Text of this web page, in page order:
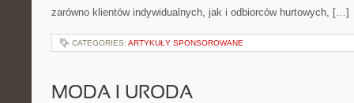
zarówno klientów indywidualnych, jak i odbiorców hurtowych, […]
CATEGORIES: ARTYKUŁY SPONSOROWANE
MODA I URODA